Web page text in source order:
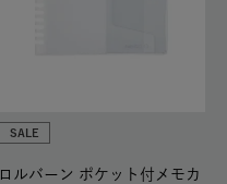
SALE
ロルバーン ポケット付メモカ